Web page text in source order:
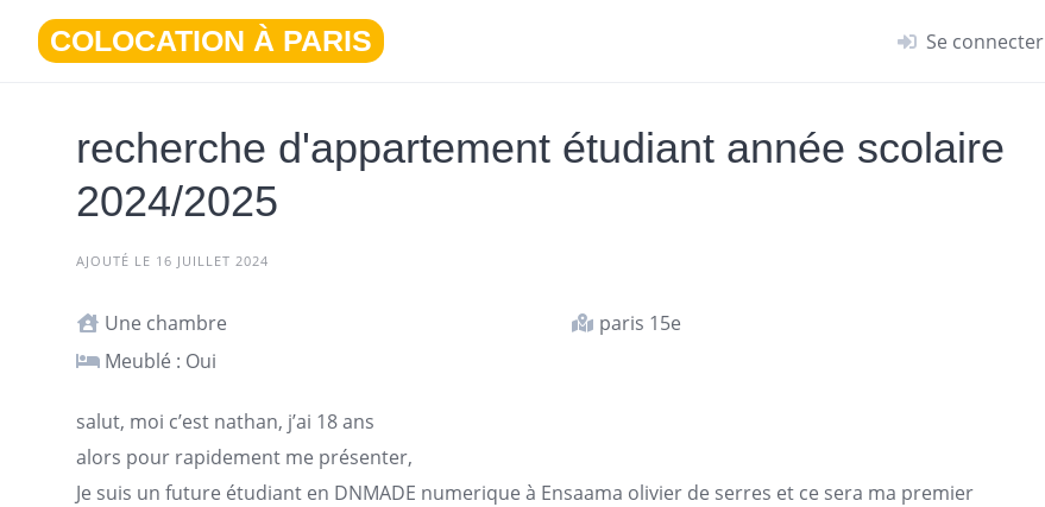
contenu
COLOCATION À PARIS Se connecter
recherche d'appartement étudiant année scolaire
2024/2025
AJOUTÉ LE 16 JUILLET 2024
Une chambre
paris 15e
Meublé : Oui
salut, moi c’est nathan, j’ai 18 ans
alors pour rapidement me présenter,
Je suis un future étudiant en DNMADE numerique à Ensaama olivier de serres et ce sera ma premier